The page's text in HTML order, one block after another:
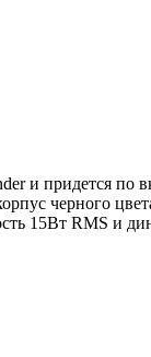
и придется по
черного
15Вт RMS и